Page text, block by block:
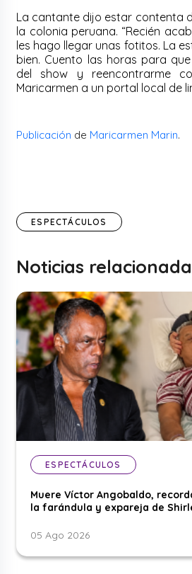
La cantante dijo estar contenta
la colonia peruana. “Recién
les hago llegar unas fotitos. La
bien. Cuento las horas para
del show y reencontrarme
Maricarmen a un portal local de
Publicación de Maricarmen Marin.
ESPECTÁCULOS
Noticias
ESPECTÁCULOS
Muere Víctor Angobaldo,
la farándula y expareja de
05 Ago 2026